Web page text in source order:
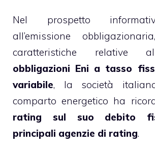
Nel prospetto
all’emissione
caratteristiche relative
obbligazioni Eni a tasso
variabile, la società
comparto energetico ha
rating sul suo debito
principali agenzie di rating.